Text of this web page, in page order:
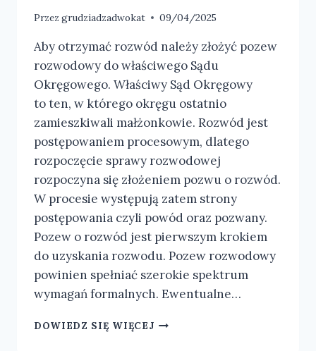
Przez grudziadzadwokat 09/04/2025
Aby otrzymać rozwód należy złożyć pozew
rozwodowy do właściwego Sądu
Okręgowego. Właściwy Sąd Okręgowy
to ten, w którego okręgu ostatnio
zamieszkiwali małżonkowie. Rozwód jest
postępowaniem procesowym, dlatego
rozpoczęcie sprawy rozwodowej
rozpoczyna się złożeniem pozwu o rozwód.
W procesie występują zatem strony
postępowania czyli powód oraz pozwany.
Pozew o rozwód jest pierwszym krokiem
do uzyskania rozwodu. Pozew rozwodowy
powinien spełniać szerokie spektrum
wymagań formalnych. Ewentualne…
DOWIEDZ SIĘ WIĘCEJ